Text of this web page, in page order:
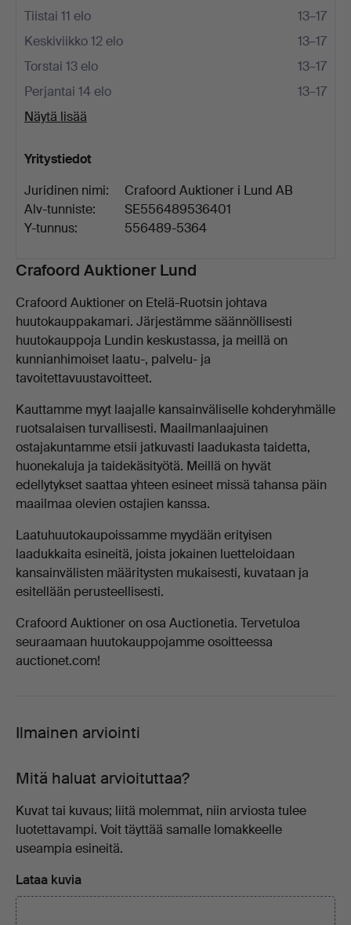
Tiistai 11 elo
13–17
Keskiviikko 12 elo
13–17
Torstai 13 elo
13–17
Perjantai 14 elo
13–17
Näytä lisää
Yritystiedot
Juridinen nimi:
Crafoord Auktioner i Lund AB
Alv-tunniste:
SE556489536401
Y-tunnus:
556489-5364
Kuvaus
Crafoord Auktioner Lund
Crafoord Auktioner on Etelä-Ruotsin johtava
huutokauppakamari. Järjestämme säännöllisesti
huutokauppoja Lundin keskustassa, ja meillä on
kunnianhimoiset laatu-, palvelu- ja
tavoitettavuustavoitteet.
Kauttamme myyt laajalle kansainväliselle kohderyhmälle
ruotsalaisen turvallisesti. Maailmanlaajuinen
ostajakuntamme etsii jatkuvasti laadukasta taidetta,
huonekaluja ja taidekäsityötä. Meillä on hyvät
edellytykset saattaa yhteen esineet missä tahansa päin
maailmaa olevien ostajien kanssa.
Laatuhuutokaupoissamme myydään erityisen
laadukkaita esineitä, joista jokainen luetteloidaan
kansainvälisten määritysten mukaisesti, kuvataan ja
esitellään perusteellisesti.
Crafoord Auktioner on osa Auctionetia. Tervetuloa
seuraamaan huutokauppojamme osoitteessa
auctionet.com!
Ilmainen arviointi
Mitä haluat arvioituttaa?
Kuvat tai kuvaus; liitä molemmat, niin arviosta tulee
luotettavampi. Voit täyttää samalle lomakkeelle
useampia esineitä.
Lataa kuvia